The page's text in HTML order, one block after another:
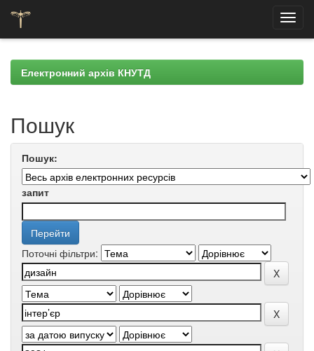
navigationЕлектронний архів КНУТД
Пошук
Пошук:
запит
Поточні фільтри: